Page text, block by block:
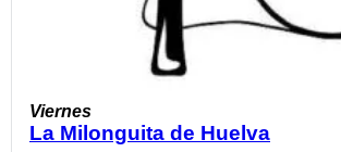
Viernes
La Milonguita de Huelva